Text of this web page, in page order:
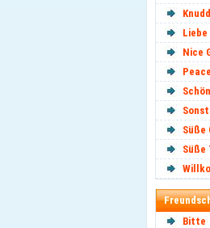
Liebe
Nice
Peace
Süße
Süße
Bitte